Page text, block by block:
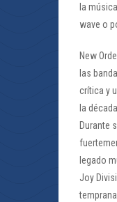
la
wave o
New
las
crítica y
la
Durante
legado
Joy